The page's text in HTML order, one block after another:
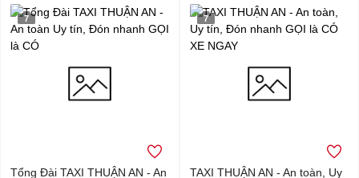
7
Tổng Đài TAXI THUẬN AN - An
7
TAXI THUẬN AN - An toàn, Uy